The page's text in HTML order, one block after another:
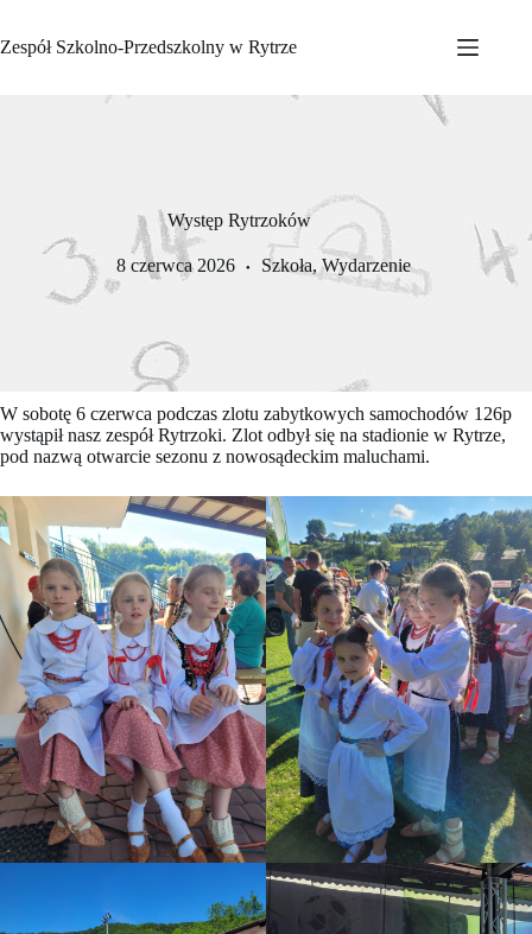
treści
Zespół Szkolno-Przedszkolny w Rytrze
Występ Rytrzoków
8 czerwca 2026 Szkoła, Wydarzenie
W sobotę 6 czerwca podczas zlotu zabytkowych samochodów 126p
wystąpił nasz zespół Rytrzoki. Zlot odbył się na stadionie w Rytrze,
pod nazwą otwarcie sezonu z nowosądeckim maluchami.